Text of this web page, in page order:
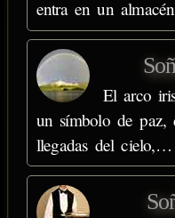
entra en un
El arco
un símbolo de paz,
llegadas del cielo,…